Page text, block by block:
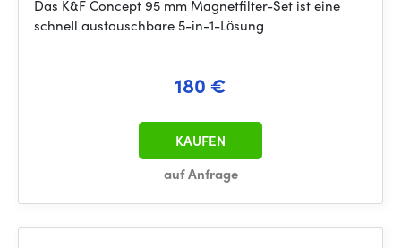
Das K&F Concept 95 mm Magnetfilter-Set ist eine
schnell austauschbare 5-in-1-Lösung
180 €
auf Anfrage
KAUFEN